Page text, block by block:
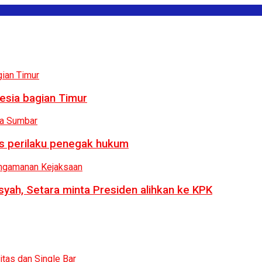
bagian Timur
perilaku penegak hukum
Setara minta Presiden alihkan ke KPK